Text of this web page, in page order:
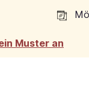
Muster an